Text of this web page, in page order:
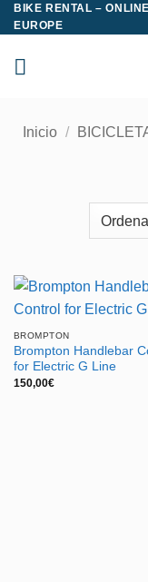
Saltar
al
contenido
BIKE RENTAL –
EUROPE
Inicio /
BROMPTON
Brompton Handlebar
for Electric G Line
150,00€